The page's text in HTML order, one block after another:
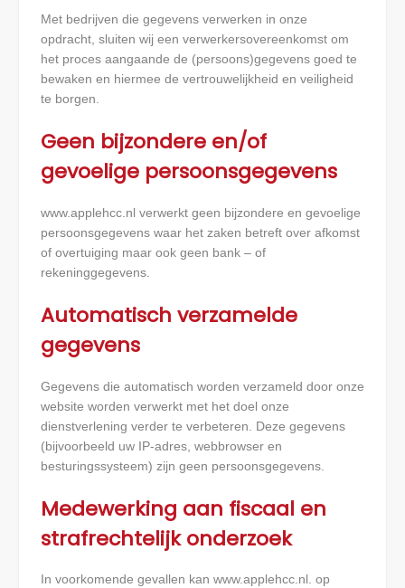
Met bedrijven die gegevens verwerken in onze
opdracht, sluiten wij een verwerkersovereenkomst om
het proces aangaande de (persoons)gegevens goed te
bewaken en hiermee de vertrouwelijkheid en veiligheid
te borgen.
Geen bijzondere en/of
gevoelige persoonsgegevens
www.applehcc.nl verwerkt geen bijzondere en gevoelige
persoonsgegevens waar het zaken betreft over afkomst
of overtuiging maar ook geen bank – of
rekeninggegevens.
Automatisch verzamelde
gegevens
Gegevens die automatisch worden verzameld door onze
website worden verwerkt met het doel onze
dienstverlening verder te verbeteren. Deze gegevens
(bijvoorbeeld uw IP-adres, webbrowser en
besturingssysteem) zijn geen persoonsgegevens.
Medewerking aan fiscaal en
strafrechtelijk onderzoek
In voorkomende gevallen kan www.applehcc.nl. op